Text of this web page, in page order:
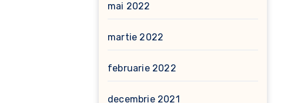
mai 2022
martie 2022
februarie 2022
decembrie 2021